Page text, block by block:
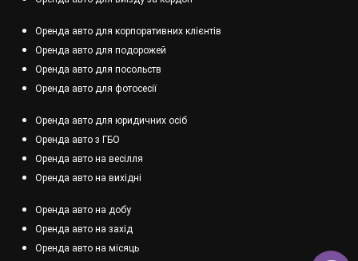
Оренда авто для корпоративних клієнтів
Оренда авто для подорожей
Оренда авто для посольств
Оренда авто для фотосесії
Оренда авто для юридичних осіб
Оренда авто з ГБО
Оренда авто на весілля
Оренда авто на вихідні
Оренда авто на добу
Оренда авто на захід
Оренда авто на місяць